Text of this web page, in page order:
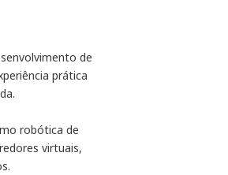
de
prática
robótica de
virtuais,